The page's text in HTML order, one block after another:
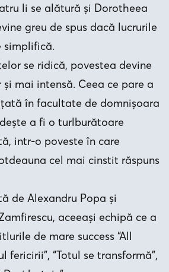
li se alătură şi Dorotheea
greu de spus dacă lucrurile
simplifică.
se ridică, povestea devine
mai intensă. Ceea ce pare a
în facultate de domnişoara
a fi o turlburătoare
intr-o poveste în care
cel mai cinstit răspuns
de Alexandru Popa și
aceeași echipă ce a
de mare success “All
fericirii”, “Totul se transformă”,